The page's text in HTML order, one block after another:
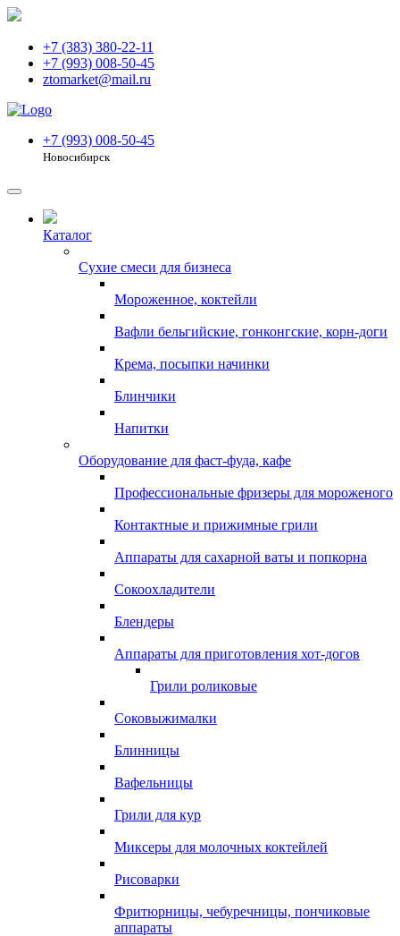
+7 (383) 380-22-11
+7 (993) 008-50-45
ztomarket@mail.ru
+7 (993) 008-50-45
Новосибирск
Каталог
Сухие смеси для бизнеса
Мороженное, коктейли
Вафли бельгийские, гонконгские, корн-доги
Крема, посыпки начинки
Блинчики
Напитки
Оборудование для фаст-фуда, кафе
Профессиональные фризеры для мороженого
Контактные и прижимные грили
Аппараты для сахарной ваты и попкорна
Сокоохладители
Блендеры
Аппараты для приготовления хот-догов
Грили роликовые
Соковыжималки
Блинницы
Вафельницы
Грили для кур
Миксеры для молочных коктейлей
Рисоварки
Фритюрницы, чебуречницы, пончиковые
аппараты